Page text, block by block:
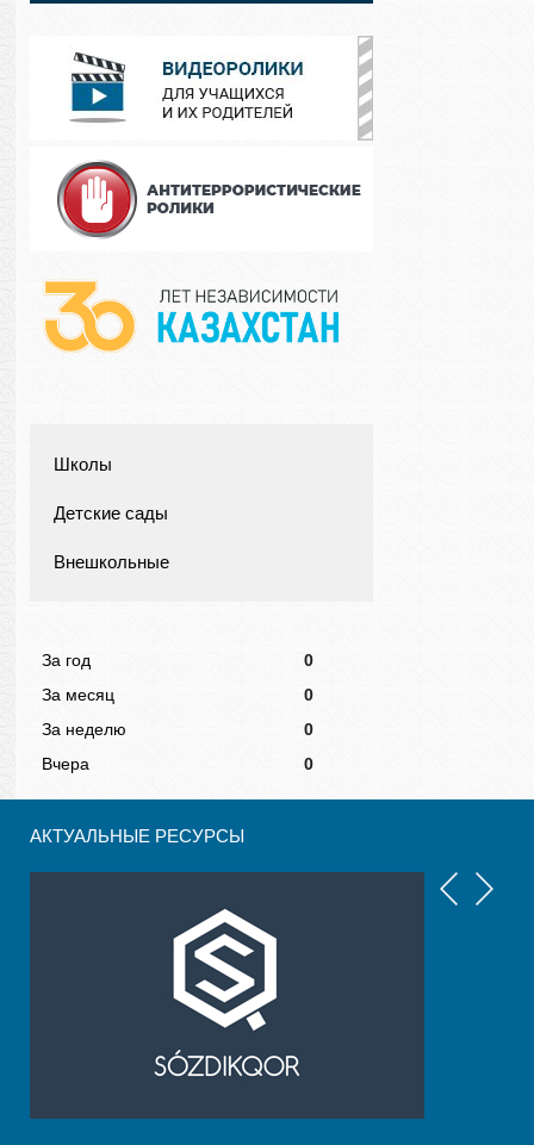
Школы
Детские сады
Внешкольные
За год
0
За месяц
0
За неделю
0
Вчера
0
АКТУАЛЬНЫЕ РЕСУРСЫ